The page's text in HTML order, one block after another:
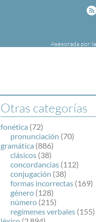
Asesorada por la
la Agencia Efe y la Real
cuyo objetivo es colaborar
español en los medios de
Internet.
Otras categorías
fonética (72)
pronunciación (70)
gramática (886)
clásicos (38)
concordancias (112)
conjugación (38)
formas incorrectas (169)
género (128)
número (215)
regímenes verbales (155)